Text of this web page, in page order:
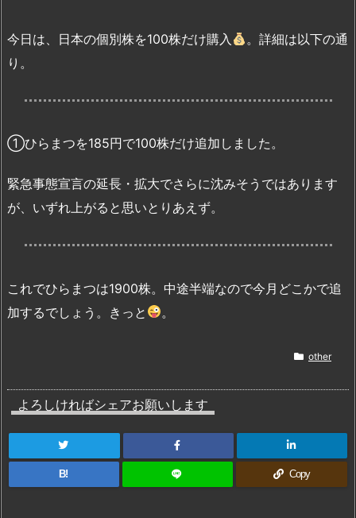
今日は、日本の個別株を100株だけ購入
。詳細は以下の通
り。
①ひらまつを185円で100株だけ追加しました。
緊急事態宣言の延長・拡大でさらに沈みそうではあります
が、いずれ上がると思いとりあえず。
これでひらまつは1900株。中途半端なので今月どこかで追
加するでしょう。きっと
。
other
よろしければシェアお願いします
B! Copy